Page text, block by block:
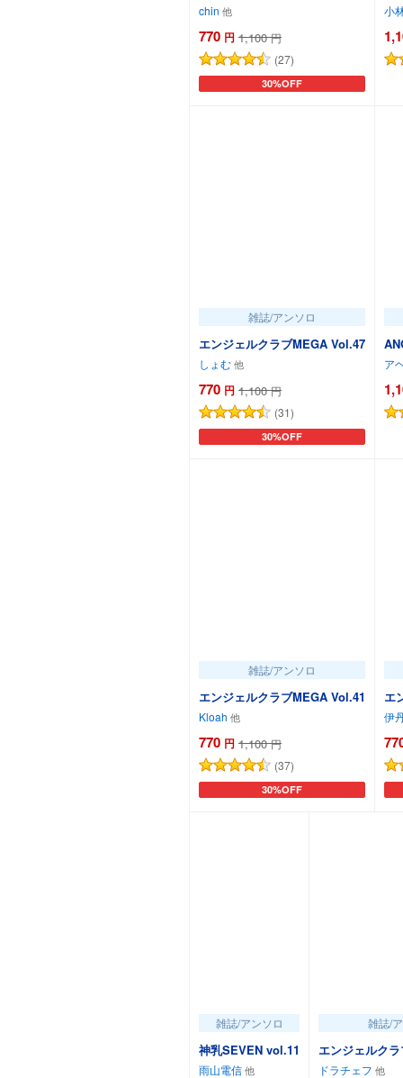
chin
770 円 1,100 円
(27)
30%OFF
カートに追加
小
雑誌/アンソロ
エンジェルクラブMEGA Vol.47
しょむ
770 円 1,100 円
(31)
30%OFF
カートに追加
ア
雑誌/アンソロ
エンジェルクラブMEGA Vol.41
Kloah
770 円 1,100 円
(37)
30%OFF
カートに追加
エ
伊
雑誌/アンソロ
神乳SEVEN vol.11
雨山電信
雑誌/
エンジェルク
ドラチェフ